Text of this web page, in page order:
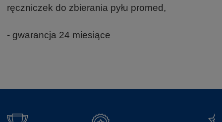
ręczniczek do zbierania pyłu promed,
- gwarancja 24 miesiące